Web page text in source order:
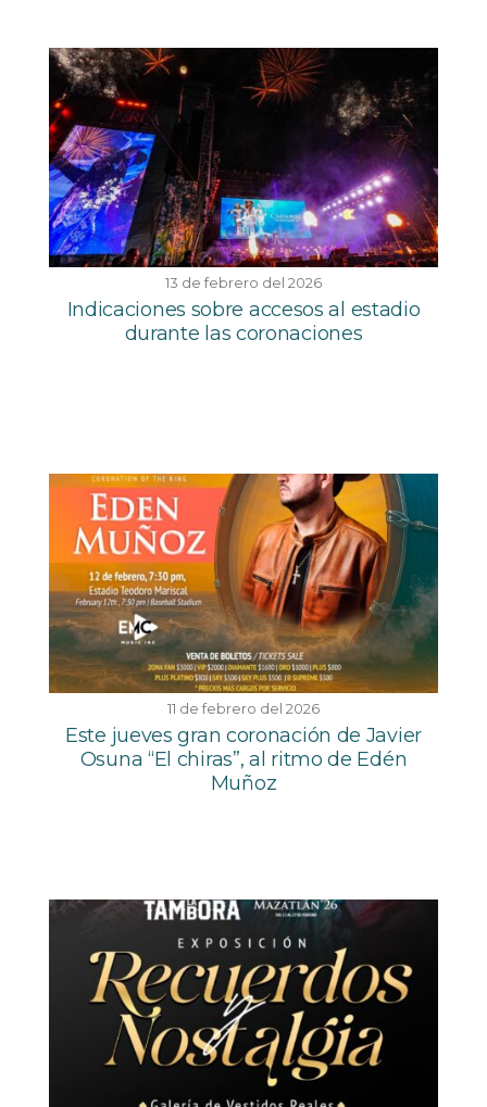
13 de febrero del 2026
Indicaciones sobre accesos al estadio
durante las coronaciones
11 de febrero del 2026
Este jueves gran coronación de Javier
Osuna “El chiras”, al ritmo de Edén
Muñoz